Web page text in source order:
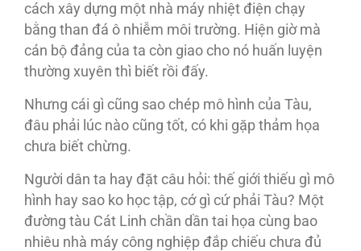
cách xây dựng một nhà máy nhiệt điện chạy
bằng than đá ô nhiễm môi trường. Hiện giờ mà
cán bộ đảng của ta còn giao cho nó huấn luyện
thường xuyên thì biết rồi đấy.
Nhưng cái gì cũng sao chép mô hình của Tàu,
đâu phải lúc nào cũng tốt, có khi gặp thảm họa
chưa biết chừng.
Người dân ta hay đặt câu hỏi: thế giới thiếu gì mô
hình hay sao ko học tập, cớ gì cứ phải Tàu? Một
đường tàu Cát Linh chần dần tai họa cùng bao
nhiêu nhà máy công nghiệp đắp chiếu chưa đủ